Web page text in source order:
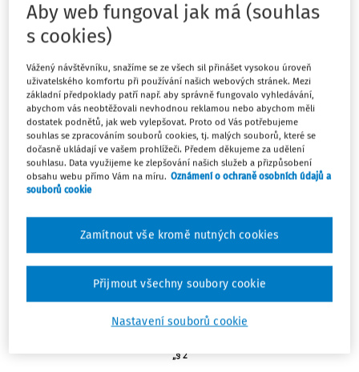
Směrnice Evropského parlamentu a Rady 2013/33/EU ze dne 26. června 2013, kterou se
stanoví normy pro přijímání žadatelů o mezinárodní ochranu (přepracované znění).
Nařízení Evropského parlamentu a Rady (EU) č. 604/2013 ze dne 26. června 2013,
posuzování žádosti o mezinárodní ochranu podané státním příslušníkem třetí země
nebo osobou bez státní příslušnosti v některém z členských států (přepracované
znění).“.
Poznámka pod čarou č. 1a se zrušuje.
3. V § 1 písm. c) se slova „azylanta a“ nahrazují slovem
„azylanta,“ a na konci textu se doplňují slova „a cizince, o
kterém to stanoví tento zákon“.
4. V § 1 písm. d) se slova „ , Ministerstva školství, mládeže a
tělovýchovy“ zrušují.
5. § 2 včetně nadpisu a poznámek pod čarou č. 20 až 22
„§ 2
Aby web fungoval jak má (souhlas
s cookies)
Vážený návštěvníku, snažíme se ze všech sil přinášet vysokou úroveň
uživatelského komfortu při používání našich webových stránek. Mezi
základní předpoklady patří např. aby správně fungovalo vyhledávání,
abychom vás neobtěžovali nevhodnou reklamou nebo abychom měli
dostatek podnětů, jak web vylepšovat. Proto od Vás potřebujeme
souhlas se zpracováním souborů cookies, tj. malých souborů, které se
dočasně ukládají ve vašem prohlížeči. Předem děkujeme za udělení
souhlasu. Data využijeme ke zlepšování našich služeb a přizpůsobení
obsahu webu přímo Vám na míru. Oznámení o ochraně osobních údajů a
souborů cookie
Nastavení souborů cookie
Zamítnout vše kromě nutných cookies
Přijmout všechny soubory cookie